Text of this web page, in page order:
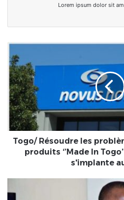
Lorem ipsum dolor sit
Togo/
Résoudre
les
problèmes
d’emballage
des
produits
‘’Made
In
Togo’’?
Togo
Togo/ Résoudre les
produits ‘’Made In
s'implante
: